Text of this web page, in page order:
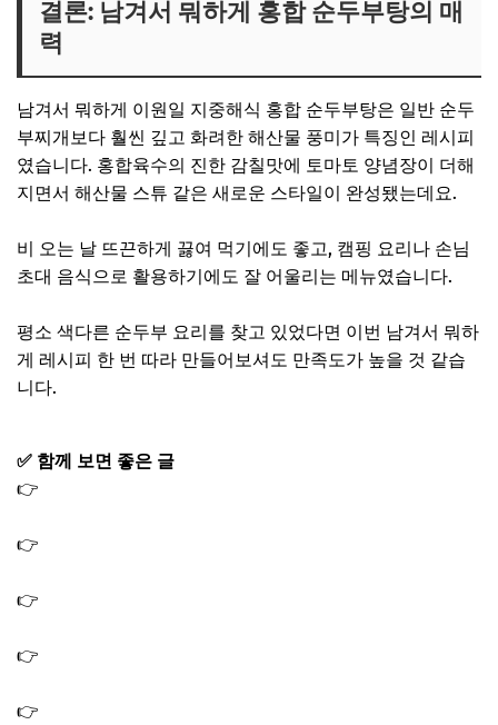
결론: 남겨서 뭐하게 홍합 순두부탕의 매
력
남겨서 뭐하게 이원일 지중해식 홍합 순두부탕은 일반 순두
부찌개보다 훨씬 깊고 화려한 해산물 풍미가 특징인 레시피
였습니다. 홍합육수의 진한 감칠맛에 토마토 양념장이 더해
지면서 해산물 스튜 같은 새로운 스타일이 완성됐는데요.
비 오는 날 뜨끈하게 끓여 먹기에도 좋고, 캠핑 요리나 손님
초대 음식으로 활용하기에도 잘 어울리는 메뉴였습니다.
평소 색다른 순두부 요리를 찾고 있었다면 이번 남겨서 뭐하
게 레시피 한 번 따라 만들어보셔도 만족도가 높을 것 같습
니다.
✅ 함께 보면 좋은 글
👉
👉
👉
👉
👉